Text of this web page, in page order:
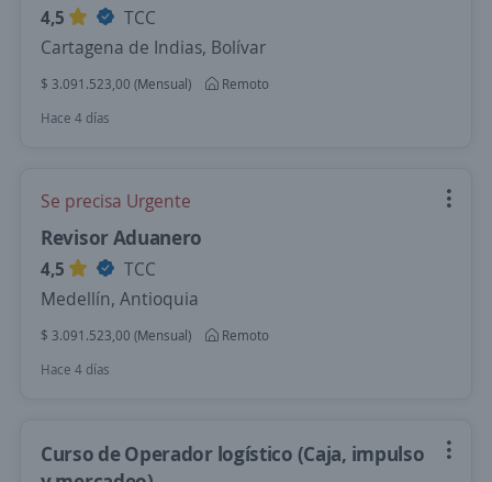
4,5
TCC
Cartagena de Indias, Bolívar
$ 3.091.523,00 (Mensual)
Remoto
Hace 4 días
Se precisa Urgente
Revisor Aduanero
4,5
TCC
Medellín, Antioquia
$ 3.091.523,00 (Mensual)
Remoto
Hace 4 días
Curso de Operador logístico (Caja, impulso